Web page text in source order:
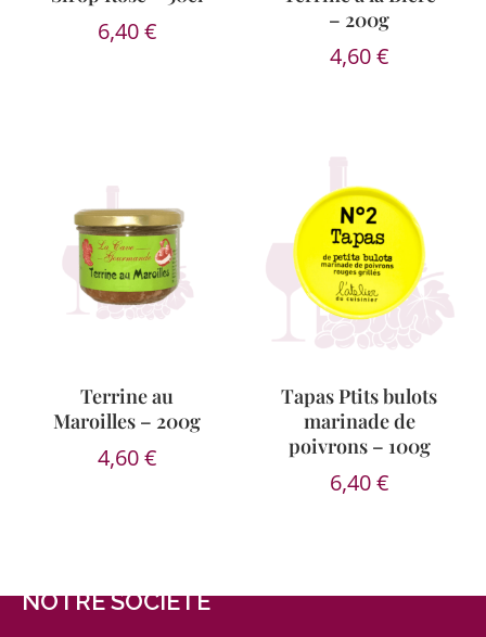
6,40€
– 200g
4,60€
Terrine au
Maroilles – 200g
4,60€
Tapas Ptits bulots
marinade de
poivrons – 100g
6,40€
NOTRE SOCIÉTÉ